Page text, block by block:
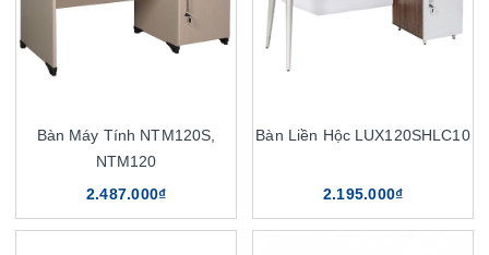
Bàn Máy Tính NTM120S,
NTM120
2.487.000₫
Bàn Liền Hộc LUX120SHLC10
2.195.000₫